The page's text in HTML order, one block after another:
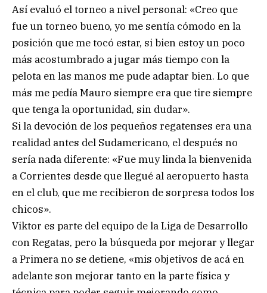
Así evaluó el torneo a nivel personal: «Creo que
fue un torneo bueno, yo me sentía cómodo en la
posición que me tocó estar, si bien estoy un poco
más acostumbrado a jugar más tiempo con la
pelota en las manos me pude adaptar bien. Lo que
más me pedía Mauro siempre era que tire siempre
que tenga la oportunidad, sin dudar».
Si la devoción de los pequeños regatenses era una
realidad antes del Sudamericano, el después no
sería nada diferente: «Fue muy linda la bienvenida
a Corrientes desde que llegué al aeropuerto hasta
en el club, que me recibieron de sorpresa todos los
chicos».
Viktor es parte del equipo de la Liga de Desarrollo
con Regatas, pero la búsqueda por mejorar y llegar
a Primera no se detiene, «mis objetivos de acá en
adelante son mejorar tanto en la parte física y